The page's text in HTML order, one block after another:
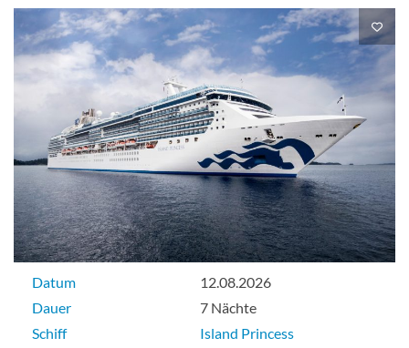
Datum
12.08.2026
Dauer
7 Nächte
Schiff
Island Princess